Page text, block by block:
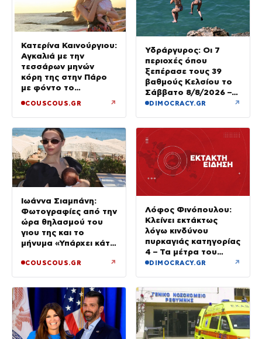
Κατερίνα Καινούργιου:
Αγκαλιά με την
τεσσάρων μηνών
κόρη της στην Πάρο
με φόντο το
COUSCOUS.GR ↗
Υδράργυρος: Οι 7
περιοχές όπου
ξεπέρασε τους 39
βαθμούς Κελσίου το
Σάββατο 8/8/2026 –
Πού θα δούμε 40άρια
DIMOCRACY.GR ↗
Ιωάννα Σιαμπάνη:
Φωτογραφίες από την
ώρα θηλασμού του
γιου της και το
μήνυμα «Υπάρχει κάτι
αργές μέρες»
COUSCOUS.GR ↗
Λόφος Φινόπουλου:
Κλείνει εκτάκτως
λόγω κινδύνου
πυρκαγιάς κατηγορίας
4 – Τα μέτρα του
Δήμου Αθηναίων
DIMOCRACY.GR ↗